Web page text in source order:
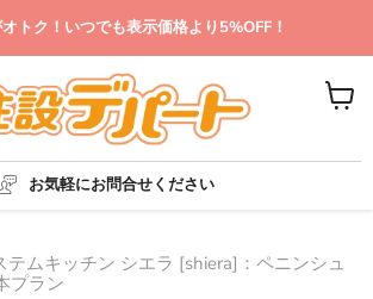
トク！いつでも表示価格より5%OFF！
お気軽にお問合せください
カ
ト
テムキッチン シエラ [shiera]：ペニンシュ
プラン